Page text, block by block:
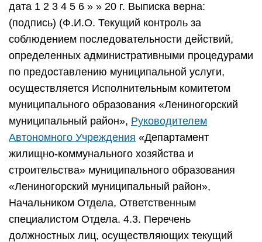
дата 1 2 3 4 5 6 » » 20 г. Выписка верна:
(подпись) (Ф.И.О. Текущий контроль за
соблюдением последовательности действий,
определенных административными процедурами
по предоставлению муниципальной услуги,
осуществляется Исполнительным комитетом
муниципального образования «Лениногорский
муниципальный район», Руководителем
Автономного Учреждения «Департамент
жилищно-коммунального хозяйства и
строительства» муниципального образования
«Лениногорский муниципальный район»,
Начальником Отдела, Ответственным
специалистом Отдела. 4.3. Перечень
должностных лиц, осуществляющих текущий